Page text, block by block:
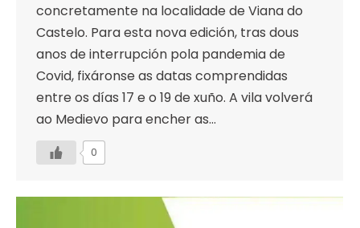
concretamente na localidade de Viana do
Castelo. Para esta nova edición, tras dous
anos de interrupción pola pandemia de
Covid, fixáronse as datas comprendidas
entre os días 17 e o 19 de xuño. A vila volverá
ao Medievo para encher as…
0